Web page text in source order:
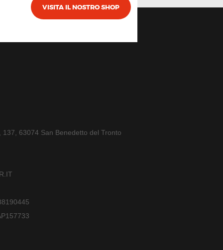
VISITA IL NOSTRO SHOP
137, 63074 San Benedetto del Tronto